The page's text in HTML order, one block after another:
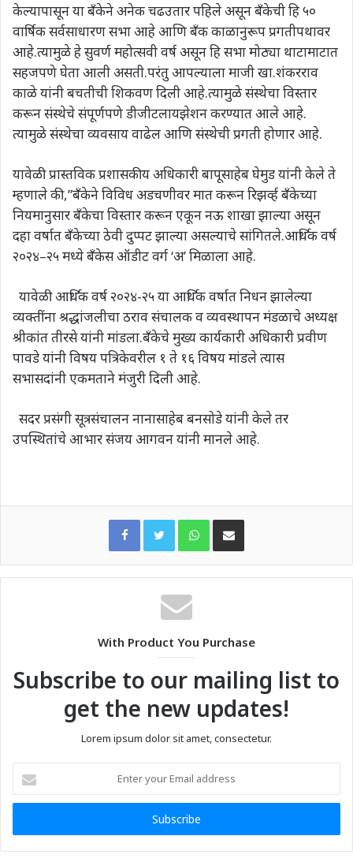
केल्यापासून या बँकेने अनेक चढउतार पहिले असून बँकेची हि ५०
वार्षिक सर्वसाधारण सभा आहे आणि बँक काळानुरूप प्रगतीपथावर
आहे.त्यामुळे हे सुवर्ण महोत्सवी वर्ष असून हि सभा मोठ्या थाटामाटात
सहजपणे घेता आली असती.परंतु आपल्याला माजी खा.शंकरराव
काळे यांनी बचतीची शिकवण दिली आहे.त्यामुळे संस्थेचा विस्तार
करून संस्थेचे संपूर्णपणे डीजीटलायझेशन करण्यात आले आहे.
त्यामुळे संस्थेचा व्यवसाय वाढेल आणि संस्थेची प्रगती होणार आहे.
यावेळी प्रास्तविक प्रशासकीय अधिकारी बापूसाहेब घेमुड यांनी केले ते
म्हणाले की,”बँकेने विविध अडचणीवर मात करून रिझर्व्ह बँकेच्या
नियमानुसार बँकेचा विस्तार करून एकून नऊ शाखा झाल्या असून
दहा वर्षात बँकेच्या ठेवी दुप्पट झाल्या असल्याचे सांगितले.आर्थिक वर्ष
२०२४–२५ मध्ये बँकेस ऑडीट वर्ग ‘अ’ मिळाला आहे.
यावेळी आर्थिक वर्ष २०२४-२५ या आर्थिक वर्षात निधन झालेल्या
व्यक्तींना श्रद्धांजलीचा ठराव संचालक व व्यवस्थापन मंडळाचे अध्यक्ष
श्रीकांत तीरसे यांनी मांडला.बँकेचे मुख्य कार्यकारी अधिकारी प्रवीण
पावडे यांनी विषय पत्रिकेवरील १ ते १६ विषय मांडले त्यास
सभासदांनी एकमताने मंजुरी दिली आहे.
सदर प्रसंगी सूत्रसंचालन नानासाहेब बनसोडे यांनी केले तर
उपस्थितांचे आभार संजय आगवन यांनी मानले आहे.
WhatsAppShare via Email
With Product You Purchase
Subscribe to our mailing list to
get the new updates!
Lorem ipsum dolor sit amet, consectetur.
your
Email